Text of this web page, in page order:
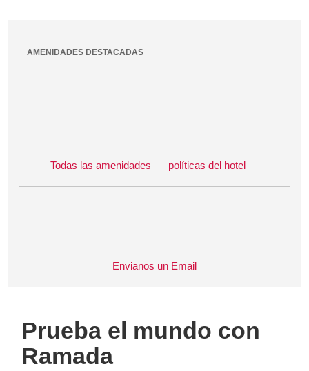
AMENIDADES DESTACADAS
Todas las amenidades políticas del hotel
Envianos un Email
Prueba el mundo con
Ramada